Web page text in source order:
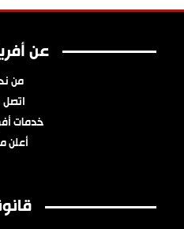
عن
من
اتصل
خدمات
أعلن